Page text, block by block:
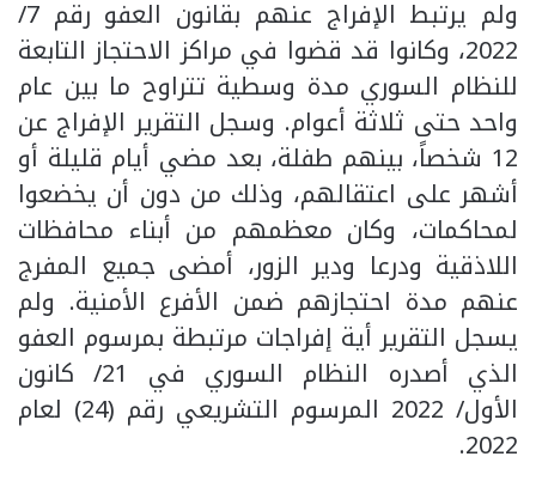
ولم يرتبط الإفراج عنهم بقانون العفو رقم 7/
2022، وكانوا قد قضوا في مراكز الاحتجاز التابعة
للنظام السوري مدة وسطية تتراوح ما بين عام
واحد حتى ثلاثة أعوام. وسجل التقرير الإفراج عن
12 شخصاً، بينهم طفلة، بعد مضي أيام قليلة أو
أشهر على اعتقالهم، وذلك من دون أن يخضعوا
لمحاكمات، وكان معظمهم من أبناء محافظات
اللاذقية ودرعا ودير الزور، أمضى جميع المفرج
عنهم مدة احتجازهم ضمن الأفرع الأمنية. ولم
يسجل التقرير أية إفراجات مرتبطة بمرسوم العفو
الذي أصدره النظام السوري في 21/ كانون
الأول/ 2022 المرسوم التشريعي رقم (24) لعام
2022.